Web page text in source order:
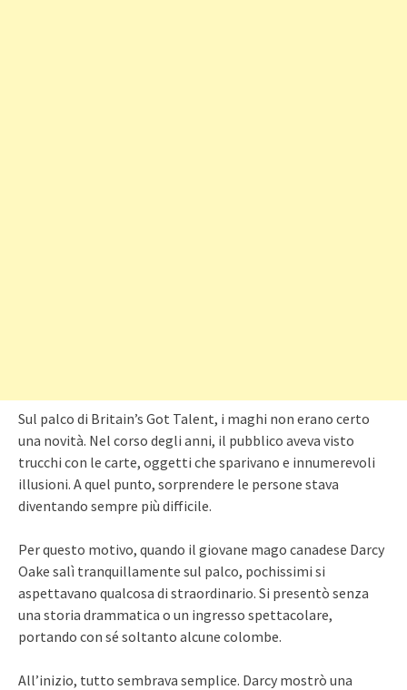
Sul palco di Britain’s Got Talent, i maghi non erano certo
una novità. Nel corso degli anni, il pubblico aveva visto
trucchi con le carte, oggetti che sparivano e innumerevoli
illusioni. A quel punto, sorprendere le persone stava
diventando sempre più difficile.
Per questo motivo, quando il giovane mago canadese Darcy
Oake salì tranquillamente sul palco, pochissimi si
aspettavano qualcosa di straordinario. Si presentò senza
una storia drammatica o un ingresso spettacolare,
portando con sé soltanto alcune colombe.
All’inizio, tutto sembrava semplice. Darcy mostrò una